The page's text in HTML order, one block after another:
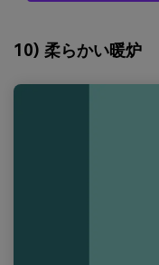
10) 柔らかい暖炉